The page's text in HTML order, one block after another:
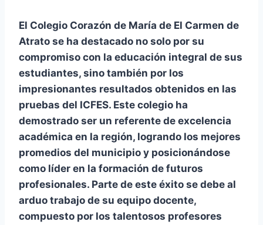
El Colegio Corazón de María de El Carmen de
Atrato se ha destacado no solo por su
compromiso con la educación integral de sus
estudiantes, sino también por los
impresionantes resultados obtenidos en las
pruebas del ICFES. Este colegio ha
demostrado ser un referente de excelencia
académica en la región, logrando los mejores
promedios del municipio y posicionándose
como líder en la formación de futuros
profesionales. Parte de este éxito se debe al
arduo trabajo de su equipo docente,
compuesto por los talentosos profesores